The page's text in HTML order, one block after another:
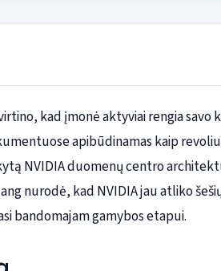
kad įmonė aktyviai rengia savo
apibūdinamas kaip
NVIDIA duomenų centro
nurodė, kad NVIDIA jau atliko
bandomajam gamybos etapui.